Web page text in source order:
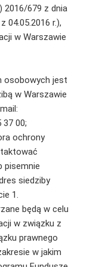
2016/679 z dnia
04.05.2016 r.),
w Warszawie
osobowych jest
w Warszawie
37 00;
ochrony
pisemnie
siedziby
1.
będą w celu
w związku z
prawnego
w jakim